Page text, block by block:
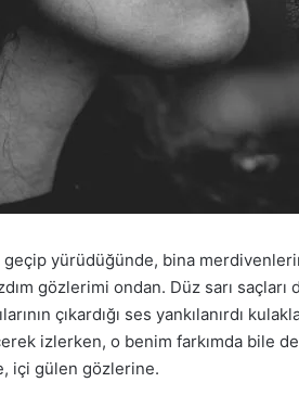
yürüdüğünde, bina
gözlerimi ondan. Düz sarı
çıkardığı ses yankılanırdı
izlerken, o benim farkımda bile
içi gülen gözlerine.